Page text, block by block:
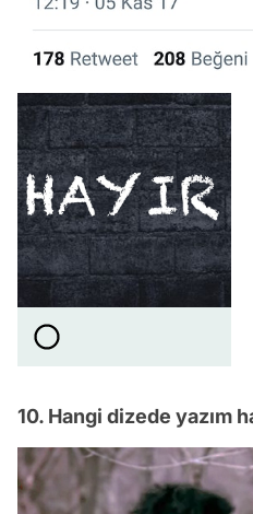
10. Hangi dizede yazım